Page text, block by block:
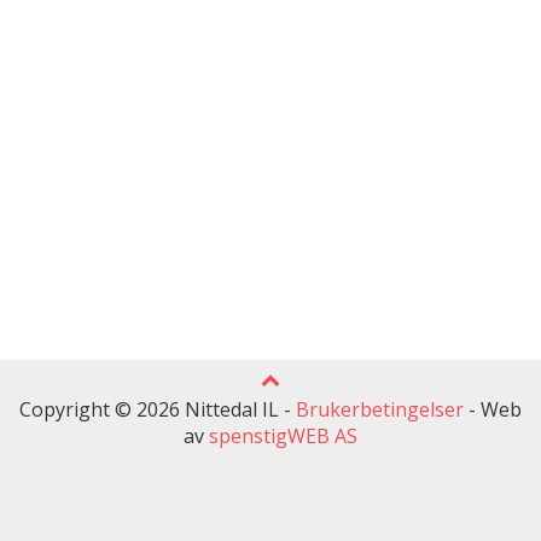
Copyright © 2026 Nittedal IL - Brukerbetingelser - Web
avspenstigWEB AS